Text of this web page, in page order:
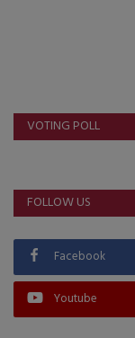
VOTING POLL
FOLLOW US
Facebook
Youtube